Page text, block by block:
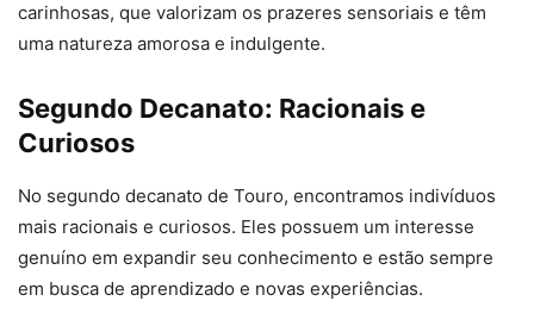
carinhosas, que valorizam os prazeres sensoriais e têm
uma natureza amorosa e indulgente.
Segundo Decanato: Racionais e
Curiosos
No segundo decanato de Touro, encontramos indivíduos
mais racionais e curiosos. Eles possuem um interesse
genuíno em expandir seu conhecimento e estão sempre
em busca de aprendizado e novas experiências.